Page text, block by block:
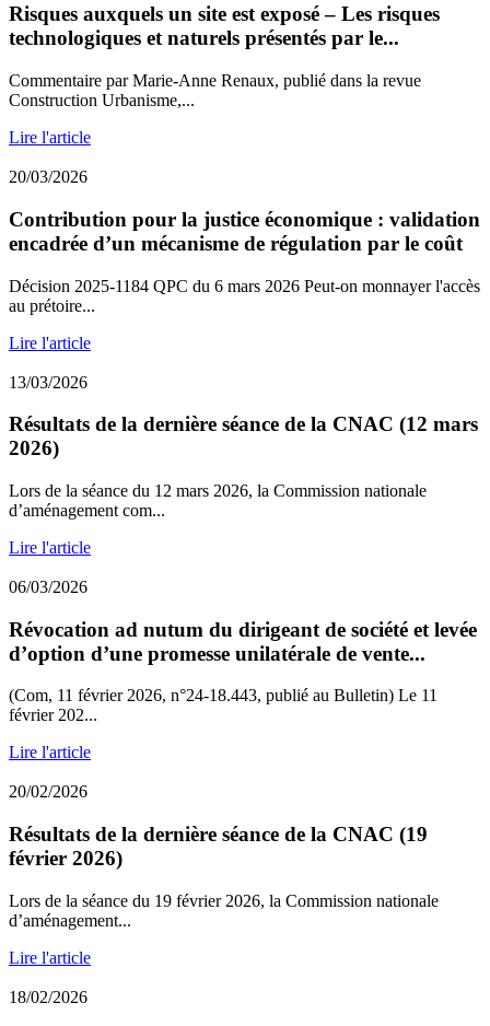
Risques auxquels un site est exposé – Les risques
technologiques et naturels présentés par le...
Commentaire par Marie-Anne Renaux, publié dans la revue
Construction Urbanisme,...
Lire l'article
20/03/2026
Contribution pour la justice économique : validation
encadrée d’un mécanisme de régulation par le coût
Décision 2025-1184 QPC du 6 mars 2026 Peut-on monnayer l'accès
au prétoire...
Lire l'article
13/03/2026
Résultats de la dernière séance de la CNAC (12 mars
2026)
Lors de la séance du 12 mars 2026, la Commission nationale
d’aménagement com...
Lire l'article
06/03/2026
Révocation ad nutum du dirigeant de société et levée
d’option d’une promesse unilatérale de vente...
(Com, 11 février 2026, n°24-18.443, publié au Bulletin) Le 11
février 202...
Lire l'article
20/02/2026
Résultats de la dernière séance de la CNAC (19
février 2026)
Lors de la séance du 19 février 2026, la Commission nationale
d’aménagement...
Lire l'article
18/02/2026